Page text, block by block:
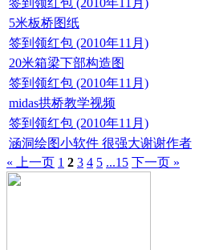
5米板桥图纸
签到领红包 (2010年11月)
20米箱梁下部构造图
签到领红包 (2010年11月)
midas拱桥教学视频
签到领红包 (2010年11月)
涵洞绘图小软件 很强大谢谢作者
« 上一页 1 2 3 4 5 ...15 下一页 »